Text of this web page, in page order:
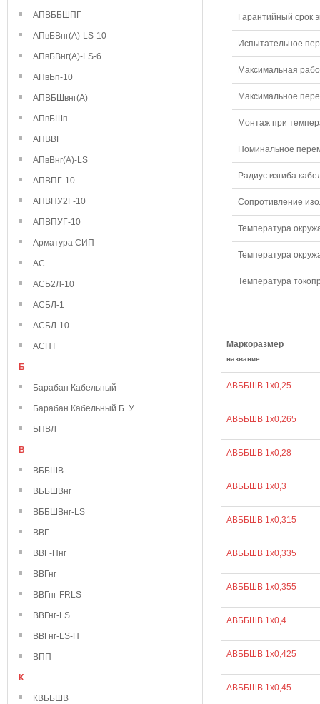
АПВББШПГ
АПвБВнг(А)-LS-10
АПвБВнг(А)-LS-6
АПвБп-10
АПВБШвнг(А)
АПвБШп
АПВВГ
АПвВнг(А)-LS
АПВПГ-10
АПВПУ2Г-10
АПВПУГ-10
Арматура СИП
АС
АСБ2Л-10
АСБЛ-1
АСБЛ-10
АСПТ
Б
Барабан Кабельный
Барабан Кабельный Б. У.
БПВЛ
В
ВББШВ
ВББШВнг
ВББШВнг-LS
ВВГ
ВВГ-Пнг
ВВГнг
ВВГнг-FRLS
ВВГнг-LS
ВВГнг-LS-П
ВПП
К
КВББШВ
Гарантийный срок
Испытательное
Максимальная
Максимальное
Монтаж при
Номинальное
Радиус изгиба
Сопротивление
Температура
Температура
Температура
Маркоразмер
название
АВББШВ 1х0,25
АВББШВ 1х0,265
АВББШВ 1х0,28
АВББШВ 1х0,3
АВББШВ 1х0,315
АВББШВ 1х0,335
АВББШВ 1х0,355
АВББШВ 1х0,4
АВББШВ 1х0,425
АВББШВ 1х0,45